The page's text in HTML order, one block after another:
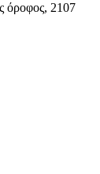
όροφος, 2107